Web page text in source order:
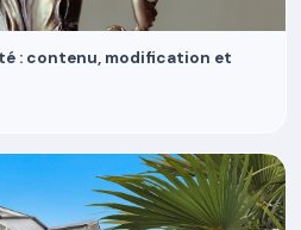
: contenu, modification et